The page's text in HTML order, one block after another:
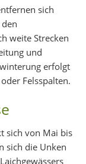
sich
weite Strecken
und
erfolgt
Felsspalten.
sich von Mai bis
sich die Unken